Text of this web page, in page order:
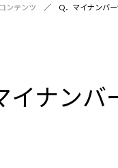
ンテンツ Q．マイナンバ
イナンバ